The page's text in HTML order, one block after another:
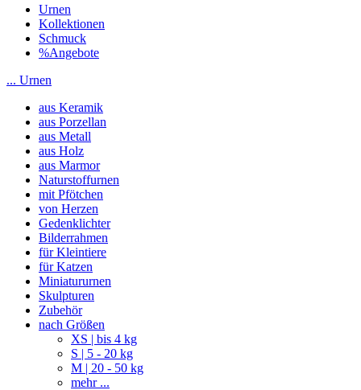
Urnen
Kollektionen
Schmuck
%Angebote
... Urnen
aus Keramik
aus Porzellan
aus Metall
aus Holz
aus Marmor
Naturstoffurnen
mit Pfötchen
von Herzen
Gedenklichter
Bilderrahmen
für Kleintiere
für Katzen
Miniatururnen
Skulpturen
Zubehör
nach Größen
XS | bis 4 kg
S | 5 - 20 kg
M | 20 - 50 kg
mehr ...